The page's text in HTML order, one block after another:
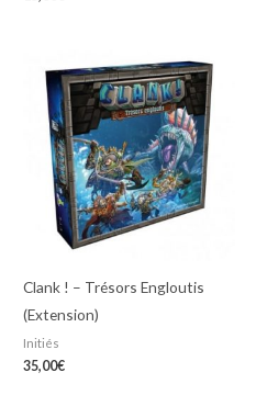
Clank ! – Trésors Engloutis
(Extension)
Initiés
35,00€